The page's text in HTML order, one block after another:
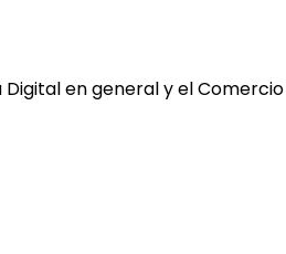
en general y el